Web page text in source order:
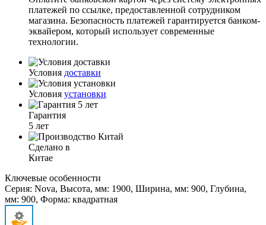
платежей по ссылке, предоставленной сотрудником
магазина. Безопасность платежей гарантируется банком-
эквайером, который использует современные
технологии.
Условия доставки
Условия установки
Гарантия
5 лет
Сделано в
Китае
Ключевые особенности
Серия: Nova, Высота, мм: 1900, Ширина, мм: 900, Глубина,
мм: 900, Форма: квадратная